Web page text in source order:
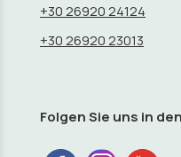
+30 26920 24124
+30 26920 23013
Folgen Sie uns in